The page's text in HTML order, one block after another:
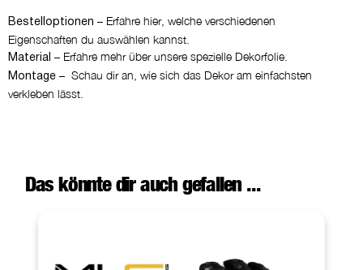
Bestelloptionen – Erfahre hier, welche verschiedenen
Eigenschaften du auswählen kannst.
Material – Erfahre mehr über unsere spezielle Dekorfolie.
Montage – Schau dir an, wie sich das Dekor am einfachsten
verkleben lässt.
Das könnte dir auch gefallen ...